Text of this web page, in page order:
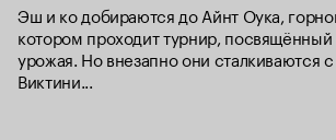
Эш и ко добираются до Айнт Оука,
котором проходит турнир, посвящённый
урожая. Но внезапно они сталкиваются
Виктини...